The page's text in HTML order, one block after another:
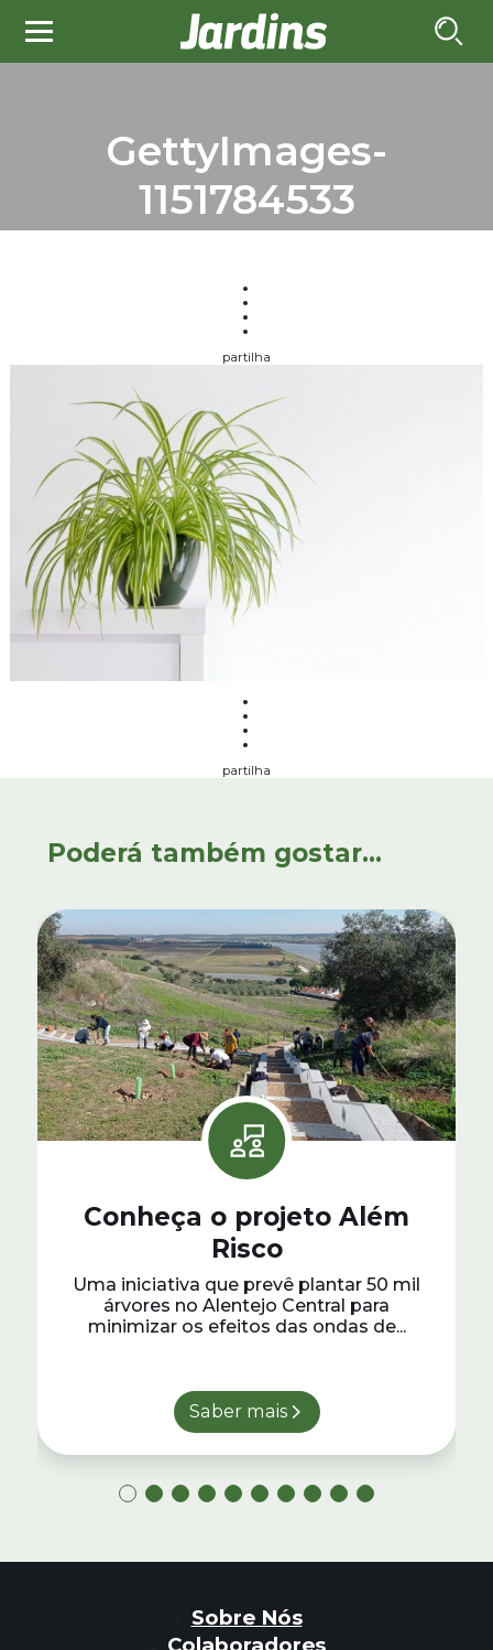
GettyImages-
1151784533
partilha
partilha
Poderá também gostar...
Conheça o projeto Além
Risco
Uma iniciativa que prevê plantar 50 mil
árvores no Alentejo Central para
minimizar os efeitos das ondas de...
Saber mais
Sobre Nós
Colaboradores